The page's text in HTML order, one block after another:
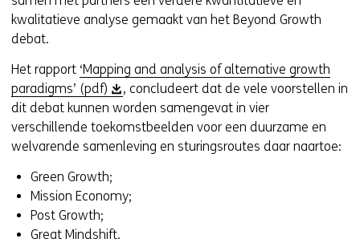
kwalitatieve analyse gemaakt van het Beyond Growth
debat.
Het rapport ‘Mapping and analysis of alternative growth
paradigms’ (pdf)
o
p
e
t
i
n
, concludeert dat de vele voorstellen in
dit debat kunnen worden samengevat in vier
verschillende toekomstbeelden voor een duurzame en
welvarende samenleving en sturingsroutes daar naartoe:
Green Growth;
Mission Economy;
Post Growth;
Great Mindshift.